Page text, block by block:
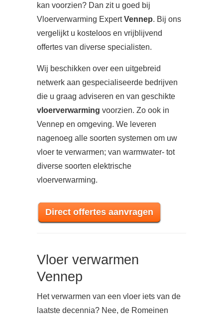
kan voorzien? Dan zit u goed bij
Vloerverwarming ExpertVennep. Bij ons
vergelijkt u kosteloos en vrijblijvend
offertes van diverse specialisten.
Wij beschikken over een uitgebreid
netwerk aan gespecialiseerde bedrijven
die u graag adviseren en van geschikte
vloerverwarming voorzien. Zo ook in
Vennep en omgeving. We leveren
nagenoeg alle soorten systemen om uw
vloer te verwarmen; van warmwater- tot
diverse soorten elektrische
vloerverwarming.
Direct offertes aanvragen
Vloer verwarmen
Vennep
Het verwarmen van een vloer iets van de
laatste decennia? Nee, de Romeinen